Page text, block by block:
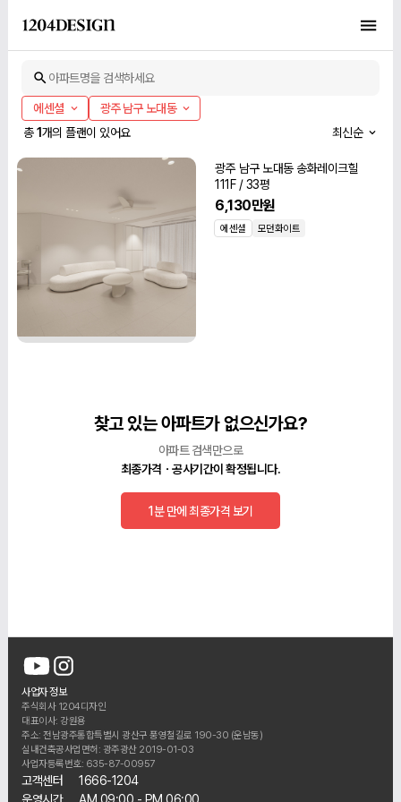
아파트명을 검색하세요
에센셜
광주 남구 노대동
총1개의 플랜이 있어요 최신순
에센셜 모던화이트
광주 남구 노대동 송화레이크힐
111F / 33평
6,130만원
찾고 있는 아파트가 없으신가요?
아파트 검색만으로
최종가격ㆍ공사기간이 확정됩니다.
1분 만에 최종가격 보기
사업자 정보
주식회사 1204디자인
대표이사: 강원용
주소: 전남광주통합특별시 광산구 풍영철길로 190-30 (운남동)
실내건축공사업면허: 광주광산 2019-01-03
사업자등록번호: 635-87-00957
고객센터
1666-1204